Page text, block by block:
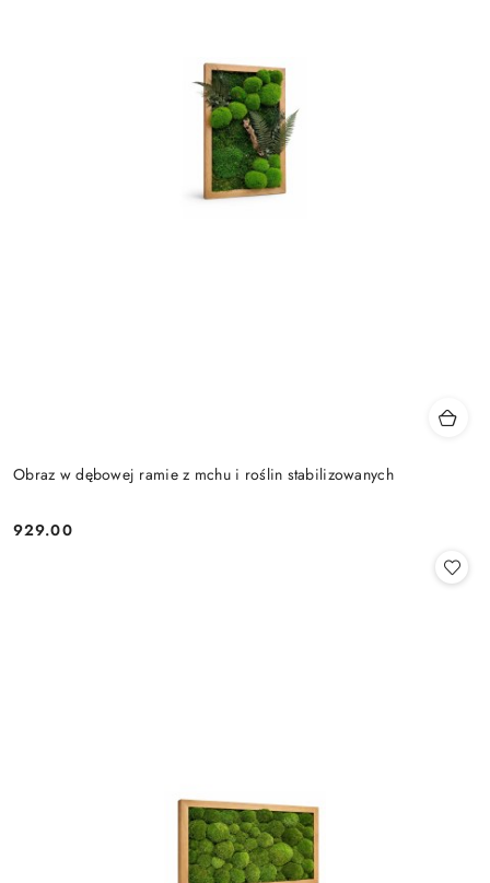
Obraz w dębowej ramie z mchu i roślin stabilizowanych
Cena:
929.00